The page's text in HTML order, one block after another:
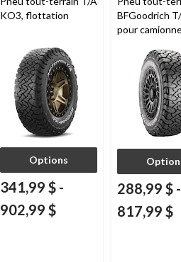
KO3, flottation
Options
341,99 $ -
902,99 $
BFGoodrich
pour
288,99 $ -
817,99 $